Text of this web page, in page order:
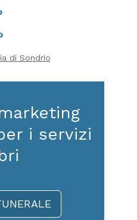
di Sondrio
i servizi